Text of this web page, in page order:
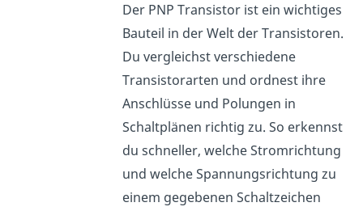
Der PNP Transistor ist ein wichtiges
Bauteil in der Welt der Transistoren.
Du vergleichst verschiedene
Transistorarten und ordnest ihre
Anschlüsse und Polungen in
Schaltplänen richtig zu. So erkennst
du schneller, welche Stromrichtung
und welche Spannungsrichtung zu
einem gegebenen Schaltzeichen